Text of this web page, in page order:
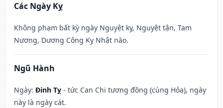
Các Ngày Kỵ
Không phạm bất kỳ ngày Nguyệt kỵ, Nguyệt tận, Tam
Nương, Dương Công Kỵ Nhật nào.
Ngũ Hành
Ngày: Đinh Tỵ - tức Can Chi tương đồng (cùng Hỏa), ngày
này là ngày cát.